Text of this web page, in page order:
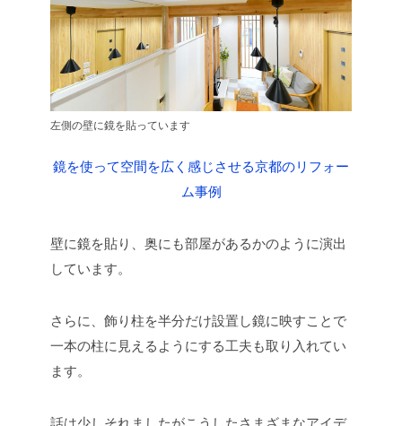
左側の壁に鏡を貼っています
鏡を使って空間を広く感じさせる京都のリフォー
ム事例
壁に鏡を貼り、奥にも部屋があるかのように演出
しています。
さらに、飾り柱を半分だけ設置し鏡に映すことで
一本の柱に見えるようにする工夫も取り入れてい
ます。
話は少しそれましたがこうしたさまざまなアイデ